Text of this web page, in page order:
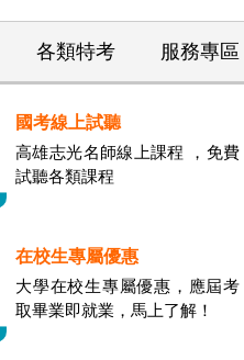
各類特考 服務專區
國考線上試聽
高雄志光名師線上課程 ，免費
試聽各類課程
在校生專屬優惠
大學在校生專屬優惠，應屆考
取畢業即就業，馬上了解！